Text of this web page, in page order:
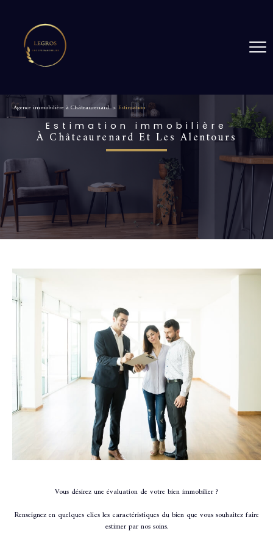
Agence immobilière à Châteaurenard Estimation
Estimation immobilière
À Châteaurenard Et Les Alentours
Vous désirez une évaluation de votre bien immobilier ?
Renseignez en quelques clics les caractéristiques du bien que vous souhaitez faire
estimer par nos soins.